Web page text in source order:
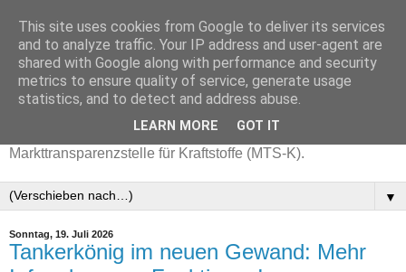
Aktuelle Benzinpreise mit Daten der
Markttransparenzstelle für Kraftstoffe (MTS-K).
▼
Sonntag, 19. Juli 2026
Tankerkönig im neuen Gewand: Mehr
This site uses cookies from Google to deliver its services
and to analyze traffic. Your IP address and user-agent are
shared with Google along with performance and security
metrics to ensure quality of service, generate usage
statistics, and to detect and address abuse.
LEARN MORE GOT IT